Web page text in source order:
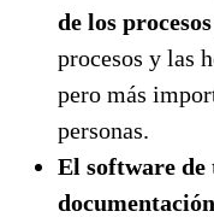
de los
procesos y las
pero más
personas.
El software